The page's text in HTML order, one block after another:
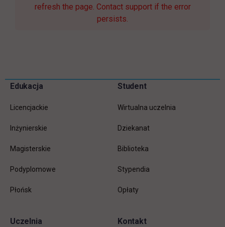
refresh the page. Contact support if the error
persists.
Pomiń
Informacje w stopce
Edukacja
Licencjackie
Inżynierskie
Magisterskie
Podyplomowe
Płońsk
Student
Wirtualna uczelnia
Dziekanat
Biblioteka
Stypendia
Opłaty
Uczelnia Kontakt